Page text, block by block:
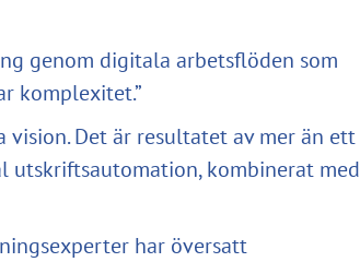
genom digitala arbetsflöden som
komplexitet.”
Det är resultatet av mer än ett
utskriftsautomation, kombinerat med
har översatt